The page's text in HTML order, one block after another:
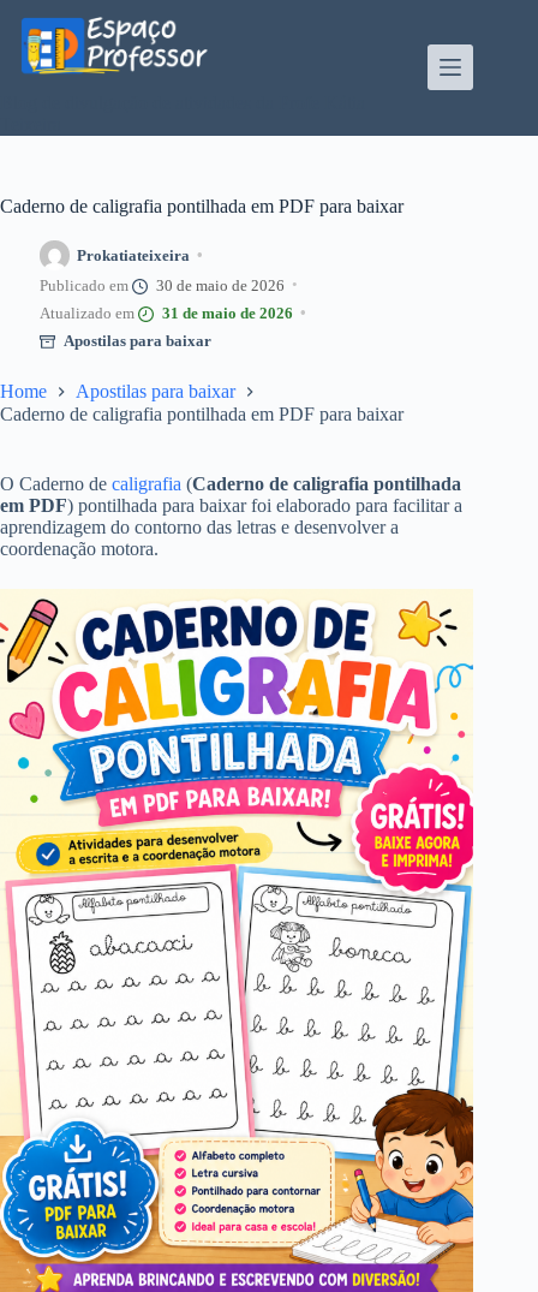
para
conteúdo
Caderno de caligrafia pontilhada em PDF para baixar
Prokatiateixeira
30 de maio de 2026
31 de maio de 2026
Apostilas para baixar
Home
Apostilas para baixar
Caderno de caligrafia pontilhada em PDF para baixar
O Caderno de caligrafia (Caderno de caligrafia pontilhada
em PDF) pontilhada para baixar foi elaborado para facilitar a
aprendizagem do contorno das letras e desenvolver a
coordenação motora.